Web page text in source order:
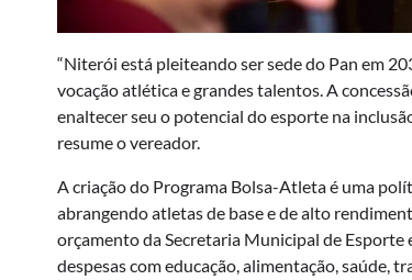
“Niterói está pleiteando ser sede do Pan em
vocação atlética e grandes talentos. A
enaltecer seu o potencial do esporte na
resume o vereador.
A criação do Programa Bolsa-Atleta é uma
abrangendo atletas de base e de alto
orçamento da Secretaria Municipal de
despesas com educação, alimentação, saúde,